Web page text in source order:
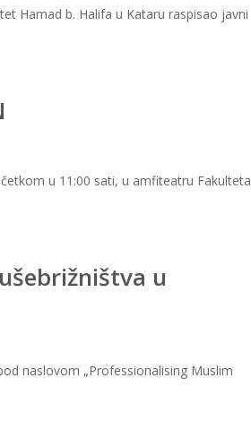
Hamad b. Halifa u Kataru raspisao javni
u 11:00 sati, u amfiteatru Fakulteta
u
naslovom „Professionalising Muslim